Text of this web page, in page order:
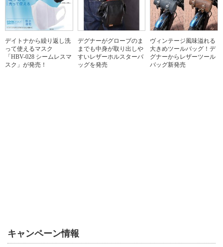
デイトナから繰り返し洗
って使えるマスク
「HBV-028 シームレスマ
スク」が発売！
デグナーがグローブのま
までも中身が取り出しや
すいレザーホルスターバ
ッグを発売
ヴィンテージ風味溢れる
大きめツールバッグ！デ
グナーからレザーツール
バッグ新発売
キャンペーン情報